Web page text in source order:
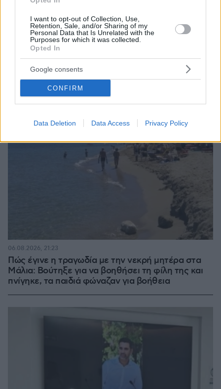
I want to opt-out of Collection, Use,
Retention, Sale, and/or Sharing of my
Personal Data that Is Unrelated with the
Purposes for which it was collected.
Opted In
Google consents
CONFIRM
Data Deletion Data Access Privacy Policy
ΤΑ ΠΙΟ ΔΗΜΟΦΙΛΗ
Πώς έγινε η τραγωδία με την νεκρή μητέρα στα
Μάλια: Βούτηξε για να βοηθήσει τη φίλη της και
πνίγηκε, τα παιδιά φώναζαν για βοήθεια
06.08.2026, 21:23